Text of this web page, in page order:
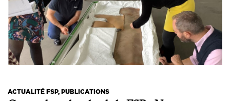
ACTUALITÉ FSP, PUBLICATIONS